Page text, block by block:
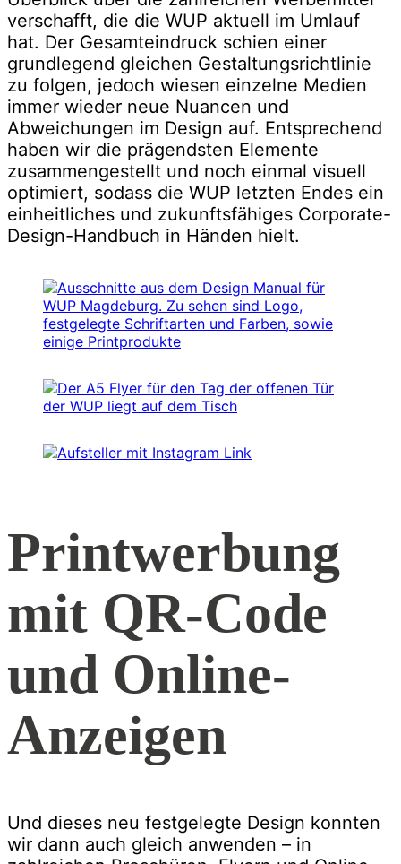
verschafft, die die WUP aktuell im Umlauf
hat. Der Gesamteindruck schien einer
grundlegend gleichen Gestaltungsrichtlinie
zu folgen, jedoch wiesen einzelne Medien
immer wieder neue Nuancen und
Abweichungen im Design auf. Entsprechend
haben wir die prägendsten Elemente
zusammengestellt und noch einmal visuell
optimiert, sodass die WUP letzten Endes ein
einheitliches und zukunftsfähiges Corporate-
Design-Handbuch in Händen hielt.
Printwerbung
mit QR-Code
und Online-
Anzeigen
Und dieses neu festgelegte Design konnten
wir dann auch gleich anwenden – in